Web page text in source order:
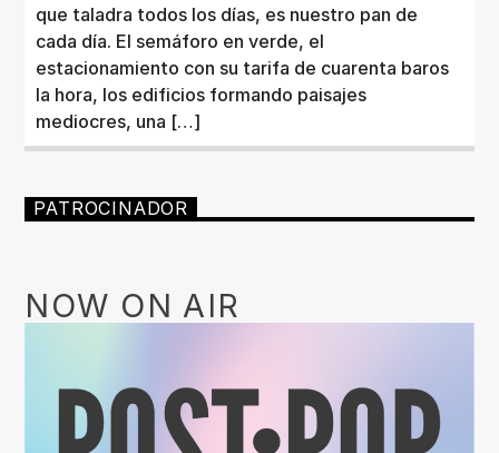
que taladra todos los días, es nuestro pan de
cada día. El semáforo en verde, el
estacionamiento con su tarifa de cuarenta baros
la hora, los edificios formando paisajes
mediocres, una […]
PATROCINADOR
NOW ON AIR